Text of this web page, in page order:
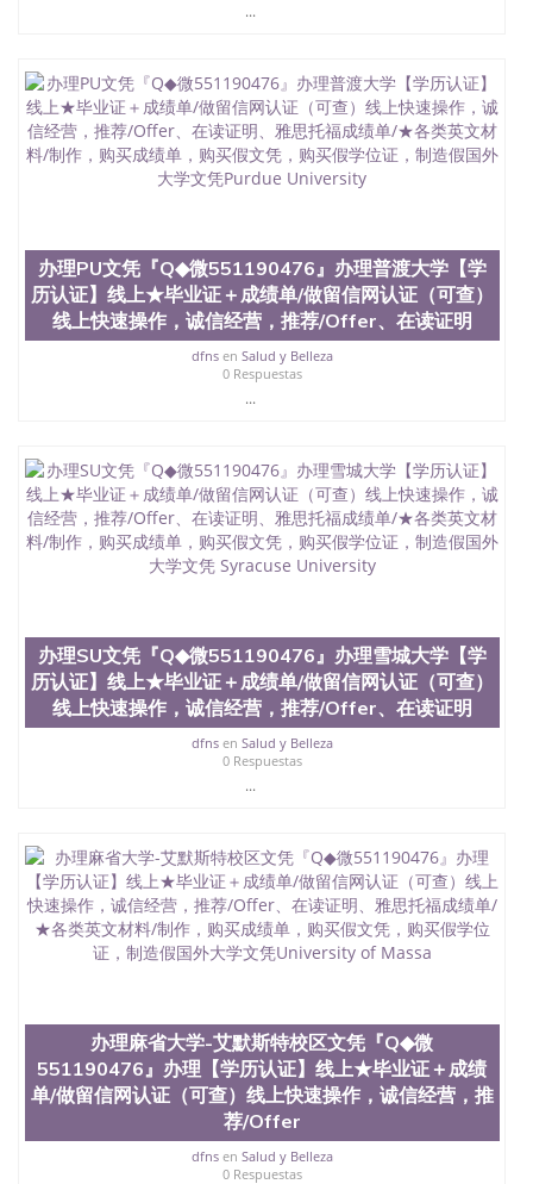
品部做成品； 6、成品做好拍照或者视频确认再付余
留服真实存档可查，存档。 2、留学回国人员证明
（使馆认证），使馆网站真实存档可查。 3、留信网
真实可查认证办理，存档可查，终身受用。 四、办理
流程农业科学院、艺术与建筑学院、商学院、交流学
院、地球及物质科学院、教育学院、工程学院、健康
前十名，工学院排名在前十五名，且继续攀升中。纽
约大学为学生们提供本科、硕士及博士学位。学校的
专业课程包括：会计学、MBA、财务、教育、建筑工
程、经济、医学、护理、文学、音乐、生物学、统计
学、美术、电子工程、天文学、农业、环境污染控
制、历史、电气工程、生物工程、建筑设计、工商管
理、材料科学、机械工程、航天工程、土木工程、数
学、化学、英语、社会科学、心理学、戏剧、市场营
信息，给出操作方案； 2、补充毕业证成绩单等相关
材料； 3、留服注册申请账号，付定金； 4、预约递
交时间，公司人员陪同客户本人一起去留服递交材
料； 5、等待结果，完成结果书留服直接邮寄给客户
6、客户确认收到结果，付余款。 我们对海外大学及
镭射，紫外荧光，温感，复印防伪）都有原版本文凭
对照。质量得到了广大海外客户群体的认可，同时和
海外学校留学中介， 同时能做到与时俱进，及时掌握
各大院校的（毕业证，成绩单，资格证，学生卡，结
业证，录取通知书，在读证明等相关材料）的版本更
新信息， 能够在时间掌握的海外学历文凭的样版，尺
寸大小，纸张材质，防伪技术等等，并在时间收集到
质和效率不断优化，为您倾情诠释什么是高性价比。
咨询顾问：Sam q/微信:551190476 Q/微
信:551190476办理毕业证成绩单、教育部认证,录取通
知书，雅思，留学回国证明.
公司专业制作、办理、仿制、成绩单文凭、改成绩、
理、仿制学位证书、毕业证文凭、文凭毕业证、毕业
证认证、留服认证、使馆认证、使馆证明、使馆留学
回国人员证明、留学生认证、学历认证、文凭认证学
位认证、留学生学历认证、留学生学位认证、英国文
凭学历、美国文凭学历、澳洲文凭学历、加拿大文凭
学历、新西兰学历认证等q:551190476 微信：
551190476 圣何塞州立大学毕业证（San Jose State
...
办理PU文凭『Q◆微551190476』办理普渡大学【学
历认证】线上★毕业证＋成绩单/做留信网认证（可查）
线上快速操作，诚信经营，推荐/Offer、在读证明
dfnsen Salud y Belleza
0 Respuestas
...
办理SU文凭『Q◆微551190476』办理雪城大学【学
历认证】线上★毕业证＋成绩单/做留信网认证（可查）
线上快速操作，诚信经营，推荐/Offer、在读证明
dfnsen Salud y Belleza
0 Respuestas
...
办理麻省大学-艾默斯特校区文凭『Q◆微
551190476』办理【学历认证】线上★毕业证＋成绩
单/做留信网认证（可查）线上快速操作，诚信经营，推
荐/Offer
dfnsen Salud y Belleza
0 Respuestas